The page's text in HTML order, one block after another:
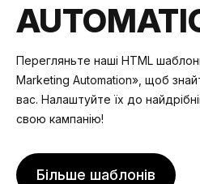
Перегляньте наші HTML
Marketing Automation», щоб
вас. Налаштуйте їх до
свою кампанію!
Більше шаблонів